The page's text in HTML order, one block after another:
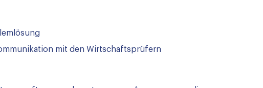
mit den Wirtschaftsprüfern